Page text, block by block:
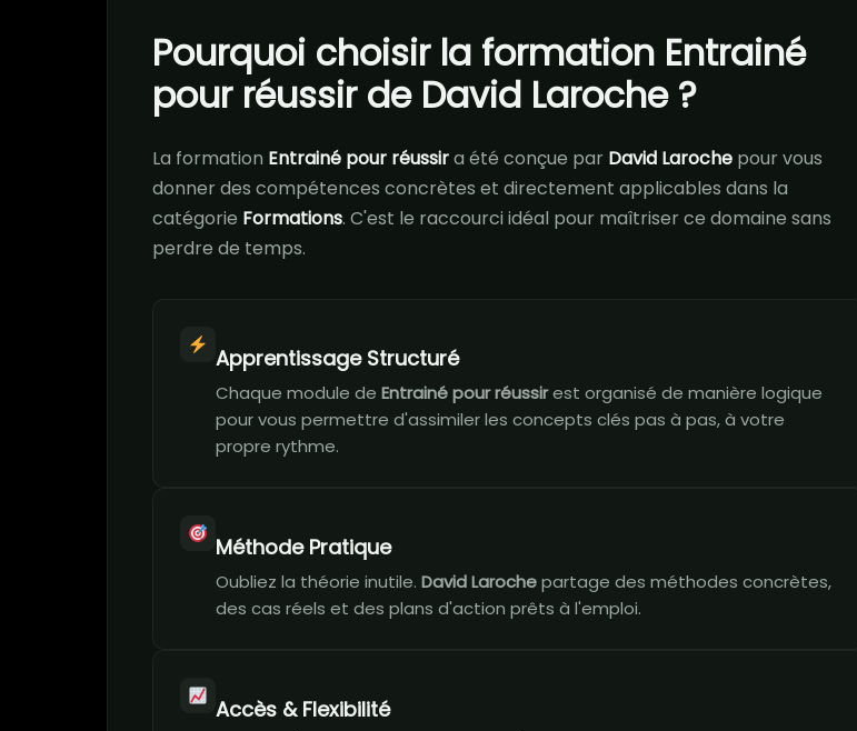
Pourquoi choisir la formation Entrainé
pour réussir de David Laroche ?
La formation Entrainé pour réussira été conçue par David Laroche pour vous
donner des compétences concrètes et directement applicables dans la
catégorie Formations. C'est le raccourci idéal pour maîtriser ce domaine sans
perdre de temps.
Apprentissage Structuré
Chaque module de Entrainé pour réussirest organisé de manière logique
pour vous permettre d'assimiler les concepts clés pas à pas, à votre
propre rythme.
Méthode Pratique
Oubliez la théorie inutile. David Larochepartage des méthodes concrètes,
des cas réels et des plans d'action prêts à l'emploi.
Accès & Flexibilité